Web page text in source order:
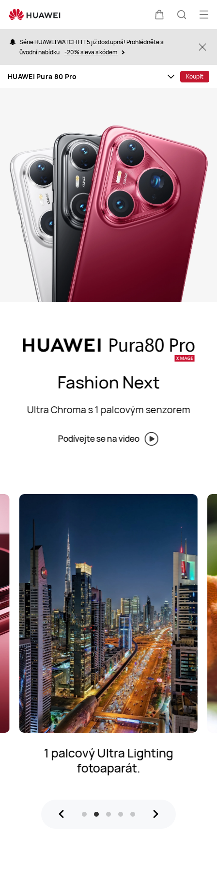
Pura
80
Pro
KošíkHledat
Série HUAWEI WATCH FIT 5 již dostupná! Prohlédněte si
ůvodní nabídku -20% sleva s kódem
HUAWEI Pura 80 Pro Koupit
Fashion Next
Ultra Chroma s 1 palcovým senzorem
Podívejte se na video
1 palcový Ultra Lighting
fotoaparát.